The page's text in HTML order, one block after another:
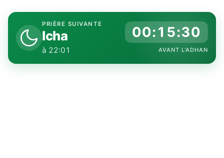
PRIÈRE SUIVANTE
Icha
à 22:01
00:15:29
AVANT L'ADHAN